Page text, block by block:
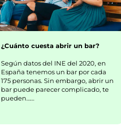
¿Cuánto cuesta abrir un bar?
Según datos del INE del 2020, en
España tenemos un bar por cada
175 personas. Sin embargo, abrir un
bar puede parecer complicado, te
pueden……